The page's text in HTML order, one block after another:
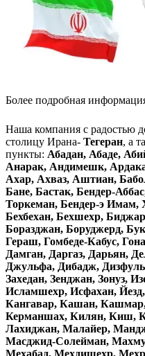
Более подробная
Наша компания с радостью
столицу Ирана- Тегеран, а
пункты: Абадан, Абаде,
Анарак, Андимешк,
Ахар, Ахваз, Аштиан,
Бане, Бастак, Бендер-
Торкеман, Бендер-э Имам,
Бехбехан, Бехшехр,
Боразджан, Боруджерд,
Гераш, Гомбеде-Кабус,
Дамган, Даргаз, Дарьян,
Джульфа, Дибадж,
Захедан, Зенджан, Зонуз,
Исламшехр, Исфахан,
Кангавар, Кашан,
Керманшах, Килян, Киш,
Лахиджан, Малайер,
Масджид-Солейман,
Мехабад, Мехдишехр,